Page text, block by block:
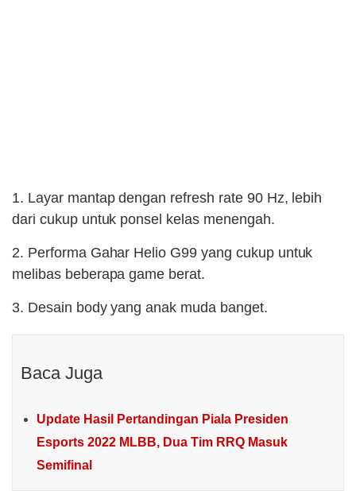
1. Layar mantap dengan refresh rate 90 Hz, lebih
dari cukup untuk ponsel kelas menengah.
2. Performa Gahar Helio G99 yang cukup untuk
melibas beberapa game berat.
3. Desain body yang anak muda banget.
Baca Juga
Update Hasil Pertandingan Piala Presiden
Esports 2022 MLBB, Dua Tim RRQ Masuk
Semifinal